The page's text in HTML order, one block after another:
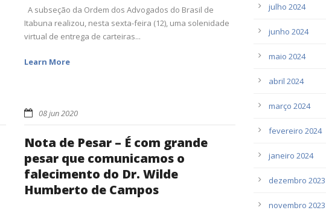
A subseção da Ordem dos Advogados do Brasil de
Itabuna realizou, nesta sexta-feira (12), uma solenidade
virtual de entrega de carteiras...
Learn More
08 jun 2020
Nota de Pesar – É com grande
pesar que comunicamos o
falecimento do Dr. Wilde
Humberto de Campos
julho 2024
junho 2024
maio 2024
abril 2024
março 2024
fevereiro 2024
janeiro 2024
dezembro 2023
novembro 2023